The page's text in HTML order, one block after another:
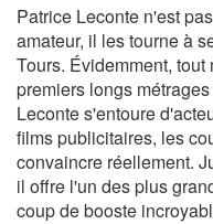
Patrice Leconte n'est
amateur, il les tourne à
Tours. Évidemment,
premiers longs
Leconte s'entoure
films publicitaires, les
convaincre réellement.
il offre l'un des plus
coup de booste